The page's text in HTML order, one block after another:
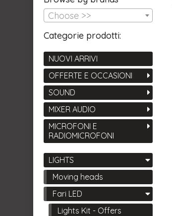
Choose >>
Categorie prodotti:
NUOVI ARRIVI
OFFERTE E OCCASIONI
SOUND
MIXER AUDIO
MICROFONI E
RADIOMICROFONI
LIGHTS
Moving heads
Fari LED
Lights Kit - Offers